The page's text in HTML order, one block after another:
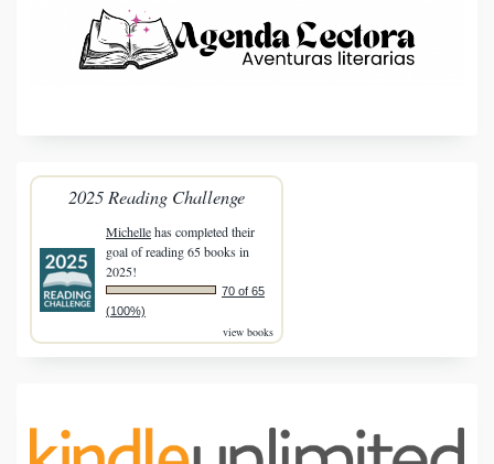
2025 Reading Challenge
Michellehas completed their
goal of reading 65 books in
2025!
70 of 65
(100%)
view books